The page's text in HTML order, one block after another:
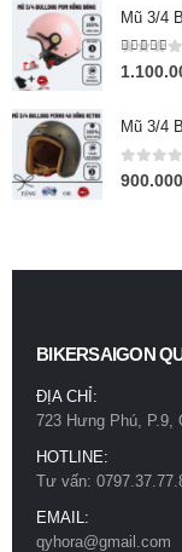
Mũ 3/4
5.00out
Mũ 3/4
0out of
900.000
BIKERSAIGON
ĐỊA CHỈ:
723 Hưng Phú, P.9,
HOTLINE:
Tư vấn:
EMAIL:
qyhora@gmail.com